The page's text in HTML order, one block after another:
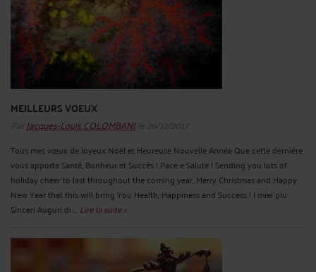
MEILLEURS VOEUX
Par Jacques-Louis COLOMBANI le 26/12/2017
Tous mes vœux de Joyeux Noël et Heureuse Nouvelle Année Que cette dernière
vous apporte Santé, Bonheur et Succès ! Pace e Salute ! Sending you lots of
holiday cheer to last throughout the coming year, Merry Christmas and Happy
New Year that this will bring You Health, Happiness and Success ! I miei piu
Sinceri Auguri di ... Lire la suite >